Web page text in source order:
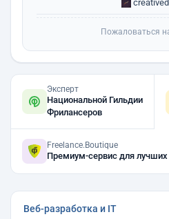
Пожаловаться
Эксперт
Национальной Гильдии
Фрилансеров
Freelance.Boutique
Премиум-сервис для лучших
Веб-разработка и IT